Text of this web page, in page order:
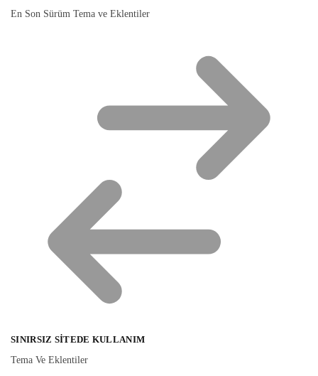
En Son Sürüm Tema ve Eklentiler
SINIRSIZ SITEDE KULLANIM
Tema Ve Eklentiler